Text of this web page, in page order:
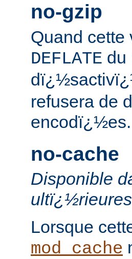
no-gzip
Quand
DEFLATE du
refusera de
encodï¿½es.
no-cache
Disponible
Lorsque
mod_cache